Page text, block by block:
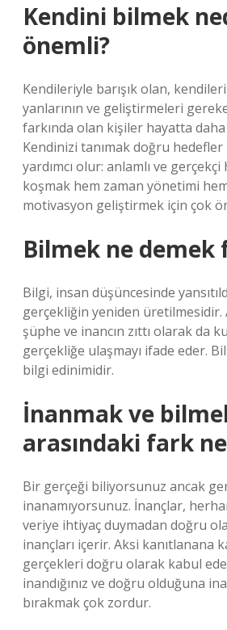
Kendini bilmek
önemli?
Kendileriyle barışık olan,
yanlarının ve geliştirmeleri
farkında olan kişiler hayatta daha
Kendinizi tanımak doğru hedefler
yardımcı olur: anlamlı ve
koşmak hem zaman yönetimi
motivasyon geliştirmek için çok
Bilmek ne demek
Bilgi, insan düşüncesinde
gerçekliğin yeniden üretilmesidir.
şüphe ve inancın zıttı olarak da
gerçekliğe ulaşmayı ifade eder.
bilgi edinimidir.
İnanmak ve
arasındaki fark
Bir gerçeği biliyorsunuz ancak
inanamıyorsunuz. İnançlar,
veriye ihtiyaç duymadan doğru
inançları içerir. Aksi kanıtlanana
gerçekleri doğru olarak kabul
inandığınız ve doğru olduğuna
bırakmak çok zordur.